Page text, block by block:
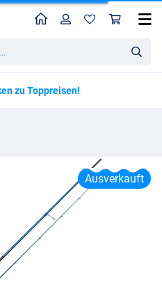
HomeProfil
zu Toppreisen!
Around
Ausverkauft